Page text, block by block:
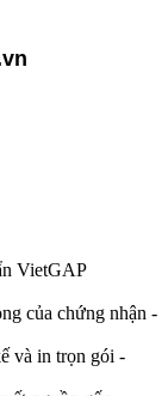
VietGAP
của chứng nhận -
và in trọn gói -